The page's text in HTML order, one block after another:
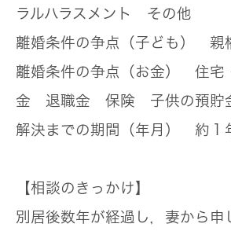
ラルハラスメント その他
離婚条件の争点（子ども） 親
離婚条件の争点（お金） 住宅
金 退職金 保険 子供の預貯
解決までの期間（年月） 約１
【相談のきっかけ】
別居後数年が経過し，妻から申